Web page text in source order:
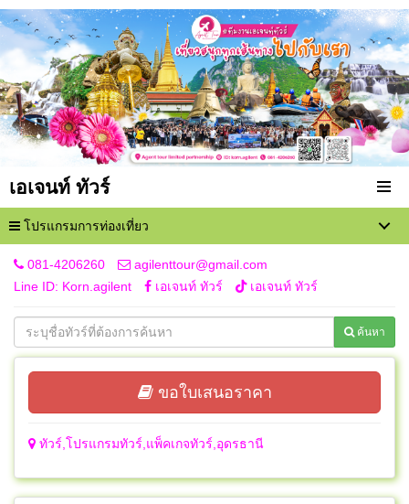
เอเจนท์ ทัวร์
โปรแกรมการท่องเที่ยว
081-4206260
agilenttour@gmail.com
Line ID: Korn.agilent
เอเจนท์ ทัวร์ เอเจนท์ ทัวร์
ค้นหา
ขอใบเสนอราคา
ทัวร์,โปรแกรมทัวร์,แพ็คเกจทัวร์,อุดรธานี